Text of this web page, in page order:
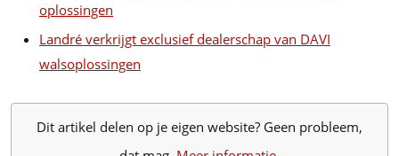
oplossingen
Landré verkrijgt exclusief dealerschap van DAVI
walsoplossingen
Dit artikel delen op je eigen website? Geen probleem,